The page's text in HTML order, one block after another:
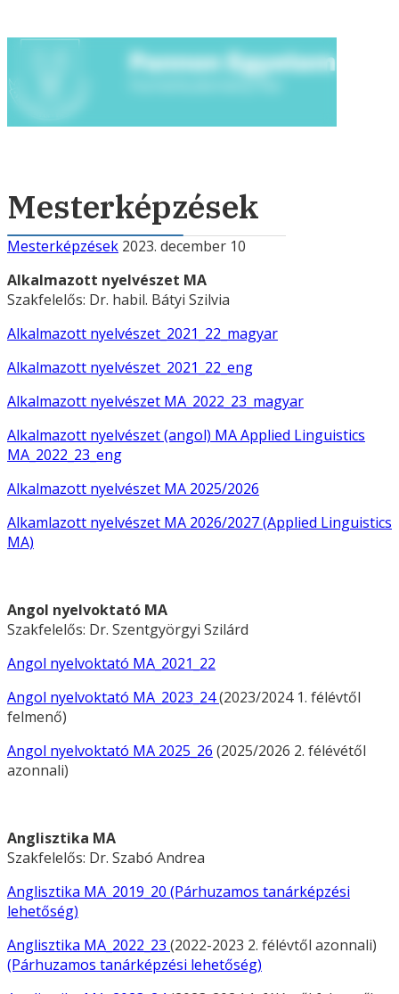
Mesterképzések
Mesterképzések 2023. december 10
Alkalmazott nyelvészet MA
Szakfelelős: Dr. habil. Bátyi Szilvia
Alkalmazott nyelvészet_2021_22_magyar
Alkalmazott nyelvészet_2021_22_eng
Alkalmazott nyelvészet MA_2022_23_magyar
Alkalmazott nyelvészet (angol) MA Applied Linguistics
MA_2022_23_eng
Alkalmazott nyelvészet MA 2025/2026
Alkamlazott nyelvészet MA 2026/2027 (Applied Linguistics
MA)
Angol nyelvoktató MA
Szakfelelős: Dr. Szentgyörgyi Szilárd
Angol nyelvoktató MA_2021_22
Angol nyelvoktató MA_2023_24(2023/2024 1. félévtől
felmenő)
Angol nyelvoktató MA 2025_26 (2025/2026 2. félévétől
azonnali)
Anglisztika MA
Szakfelelős: Dr. Szabó Andrea
Anglisztika MA_2019_20 (Párhuzamos tanárképzési
lehetőség)
Anglisztika MA_2022_23 (2022-2023 2. félévtől azonnali)
(Párhuzamos tanárképzési lehetőség)